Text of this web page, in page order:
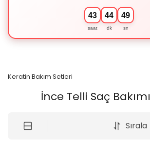
43
saat
44
dk
49
sn
Keratin Bakım Setleri
İnce Telli Saç Bakımı
Sırala